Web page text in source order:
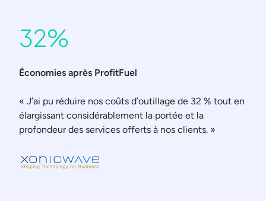
32%
Économies après ProfitFuel
« J’ai pu réduire nos coûts d’outillage de 32 % tout en
élargissant considérablement la portée et la
profondeur des services offerts à nos clients. »